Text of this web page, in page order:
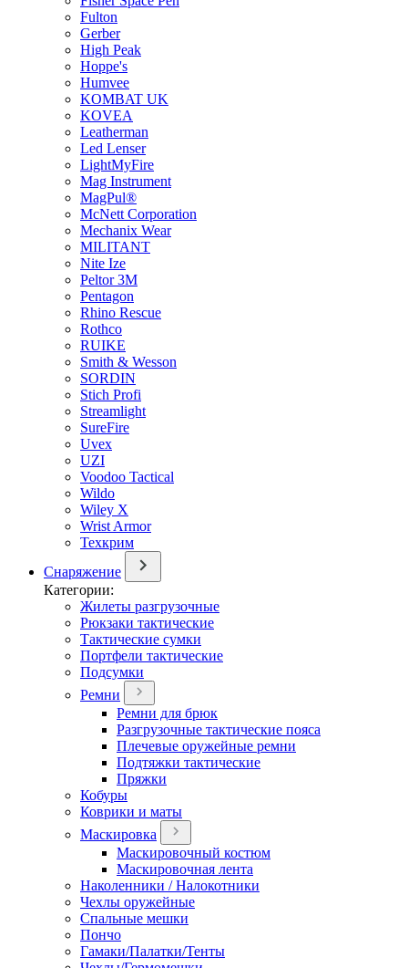
Fulton
Gerber
High Peak
Hoppe's
Humvee
KOMBAT UK
KOVEA
Leatherman
Led Lenser
LightMyFire
Mag Instrument
MagPul®
McNett Corporation
Mechanix Wear
MILITANT
Nite Ize
Peltor 3M
Pentagon
Rhino Rescue
Rothco
RUIKE
Smith & Wesson
SORDIN
Stich Profi
Streamlight
SureFire
Uvex
UZI
Voodoo Tactical
Wildo
Wiley X
Wrist Armor
Техкрим
Снаряжение
Категории:
Жилеты разгрузочные
Рюкзаки тактические
Тактические сумки
Портфели тактические
Подсумки
Ремни
Ремни для брюк
Разгрузочные тактические пояса
Плечевые оружейные ремни
Подтяжки тактические
Пряжки
Кобуры
Коврики и маты
Маскировка
Маскировочный костюм
Маскировочная лента
Наколенники / Налокотники
Чехлы оружейные
Спальные мешки
Пончо
Гамаки/Палатки/Тенты